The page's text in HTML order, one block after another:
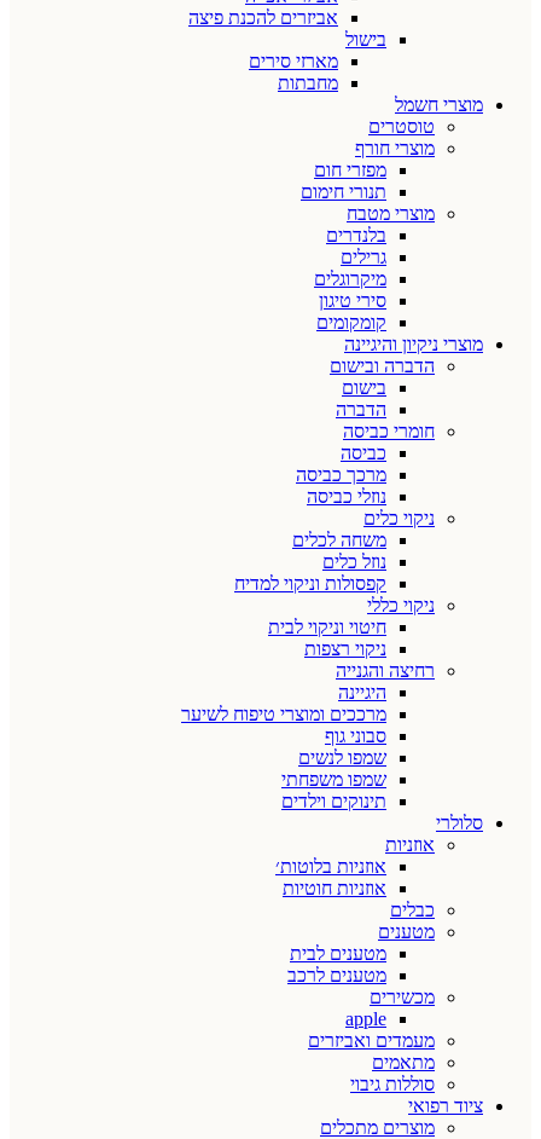
אביזרים להכנת פיצה
בישול
מארזי סירים
מחבתות
מוצרי חשמל
טוסטרים
מוצרי חורף
מפזרי חום
תנורי חימום
מוצרי מטבח
בלנדרים
גרילים
מיקרוגלים
סירי טיגון
קומקומים
מוצרי ניקיון והיגיינה
הדברה ובישום
בישום
הדברה
חומרי כביסה
כביסה
מרכך כביסה
נוזלי כביסה
ניקוי כלים
משחה לכלים
נוזל כלים
קפסולות וניקוי למדיח
ניקוי כללי
חיטוי וניקוי לבית
ניקוי רצפות
רחיצה והגנייה
היגיינה
מרככים ומוצרי טיפוח לשיער
סבוני גוף
שמפו לנשים
שמפו משפחתי
תינוקים וילדים
סלולרי
אוזניות
אוזניות בלוטות׳
אוזניות חוטיות
כבלים
מטענים
מטענים לבית
מטענים לרכב
מכשירים
apple
מעמדים ואביזרים
מתאמים
סוללות גיבוי
ציוד רפואי
מוצרים מתכלים